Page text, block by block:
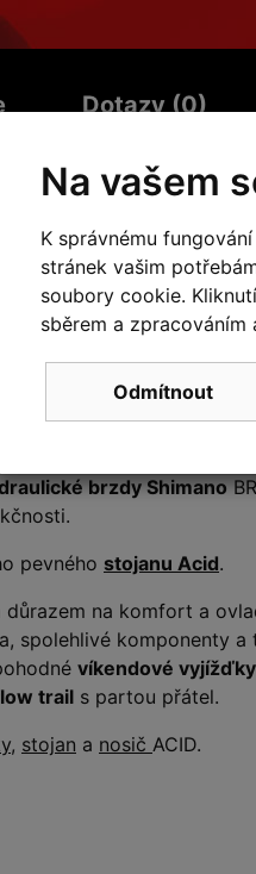
Dotazy (0)
sportovní horské kolopro
kvalitní hliníkový rám.
vylepšení řadicího
kazetou
brzdy Shimano
pevného stojanu Acid.
důrazem na komfort a
spolehlivé komponenty a
víkendové vyjížďky
trail s partou přátel.
, stojan a nosič ACID.
Na vašem
K správnému
stránek vašim
soubory cookie.
sběrem a
Odmítnout